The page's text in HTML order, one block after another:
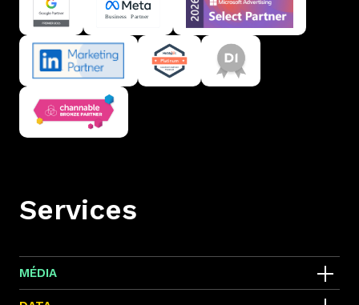
Services
MÉDIA
SEA